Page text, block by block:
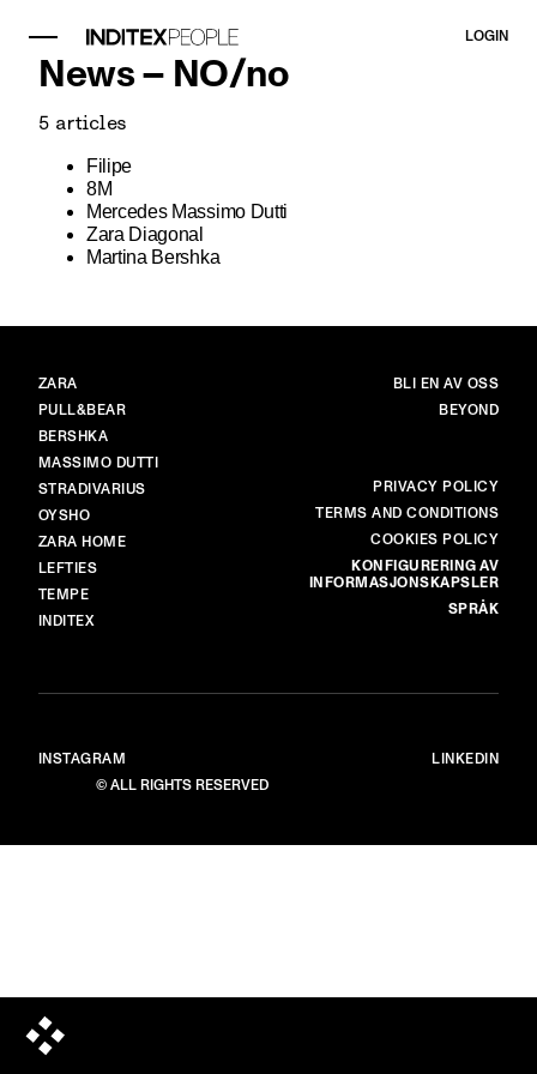
LOGIN
News – NO/no
5articles
Filipe
8M
Mercedes Massimo Dutti
Zara Diagonal
Martina Bershka
MERKER
ZARA
PULL&BEAR
BERSHKA
MASSIMO DUTTI
STRADIVARIUS
OYSHO
ZARA HOME
LEFTIES
TEMPE
INDITEX
HOVED
BLI EN AV OSS
BEYOND
PRIVACY POLICY
TERMS AND CONDITIONS
COOKIES POLICY
KONFIGURERING AV
INFORMASJONSKAPSLER
SPRÅK
© ALL RIGHTS RESERVED
INSTAGRAM LINKEDIN